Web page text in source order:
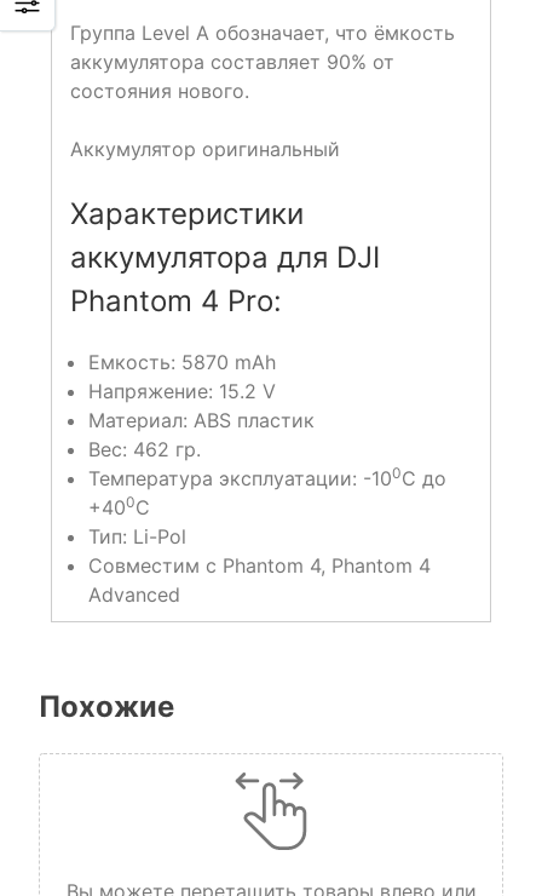
Группа Level A обозначает, что ёмкость
аккумулятора составляет 90% от
состояния нового.
Аккумулятор оригинальный
Характеристики
аккумулятора для DJI
Phantom 4 Pro:
Емкость: 5870 mAh
Напряжение: 15.2 V
Материал: ABS пластик
Вес: 462 гр.
Температура эксплуатации: -100С до
+400С
Тип: Li-Pol
Совместим с Phantom 4, Phantom 4
Advanced
Похожие
Вы можете перетащить товары влево или